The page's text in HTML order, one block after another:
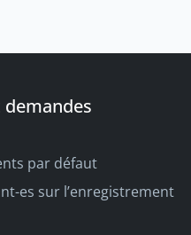
par défaut
es sur l’enregistrement